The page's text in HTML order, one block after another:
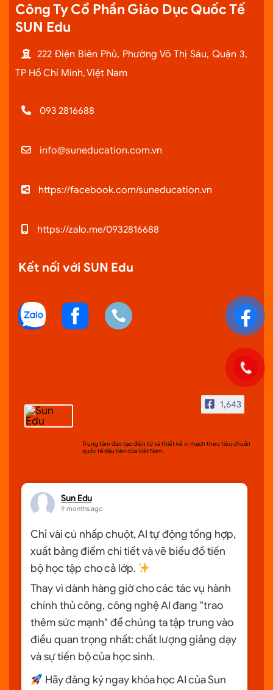
Công Ty Cổ Phần Giáo Dục Quốc Tế
SUN Edu
222 Điện Biên Phủ, Phường Võ Thị Sáu, Quận 3,
TP Hồ Chí Minh, Việt Nam
093 2816688
info@suneducation.com.vn
https://facebook.com/suneducation.vn
https://zalo.me/0932816688
Kết nối với SUN Edu
1,643
Trung tâm đào tạo điện tử và thiết kế vi mạch theo tiêu chuẩn
quốc tế đầu tiên của Việt Nam.
Sun Edu
9 months ago
Chỉ vài cú nhấp chuột, AI tự động tổng hợp,
xuất bảng điểm chi tiết và vẽ biểu đồ tiến
bộ học tập cho cả lớp.
Thay vì dành hàng giờ cho các tác vụ hành
chính thủ công, công nghệ AI đang "trao
thêm sức mạnh" để chúng ta tập trung vào
điều quan trọng nhất: chất lượng giảng dạy
và sự tiến bộ của học sinh.
Hãy đăng ký ngay khóa học AI của Sun